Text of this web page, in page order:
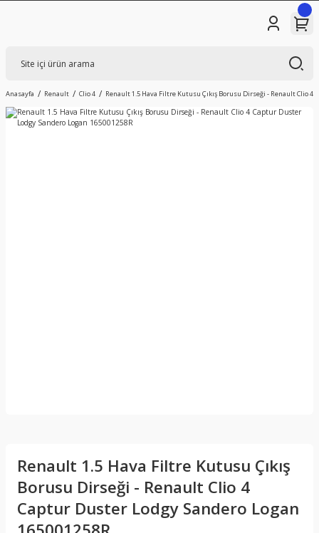
Anasayfa Renault Clio 4 Renault 1.5 Hava Filtre Kutusu Çıkış Borusu Dirseği - Renault Clio 4
Renault 1.5 Hava Filtre Kutusu Çıkış
Borusu Dirseği - Renault Clio 4
Captur Duster Lodgy Sandero Logan